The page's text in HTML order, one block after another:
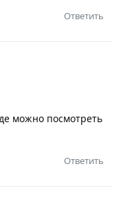
Ответить
можно посмотреть
Ответить